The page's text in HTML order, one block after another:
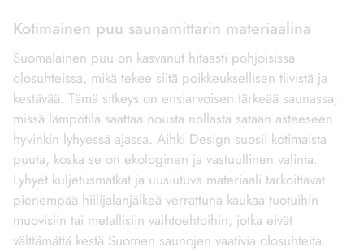
Kotimainen puu saunamittarin materiaalina
Suomalainen puu on kasvanut hitaasti pohjoisissa
olosuhteissa, mikä tekee siitä poikkeuksellisen tiivistä ja
kestävää. Tämä sitkeys on ensiarvoisen tärkeää saunassa,
missä lämpötila saattaa nousta nollasta sataan asteeseen
hyvinkin lyhyessä ajassa. Aihki Design suosii kotimaista
puuta, koska se on ekologinen ja vastuullinen valinta.
Lyhyet kuljetusmatkat ja uusiutuva materiaali tarkoittavat
pienempää hiilijalanjälkeä verrattuna kaukaa tuotuihin
muovisiin tai metallisiin vaihtoehtoihin, jotka eivät
välttämättä kestä Suomen saunojen vaativia olosuhteita.